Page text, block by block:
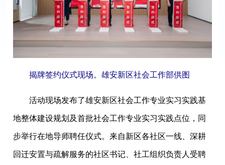
揭牌签约仪式现场。雄安新区社会工作部供图
活动现场发布了雄安新区社会工作专业实习实践基
地整体建设规划及首批社会工作专业实习实践点位，同
步举行在地导师聘任仪式。来自新区各社区一线、深耕
回迁安置与疏解服务的社区书记、社工组织负责人受聘